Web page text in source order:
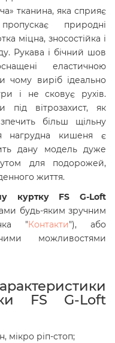
тканина, яка сприяє
природні
міцна, зносостійка і
Рукава і бічний шов
еластичною
чому виріб ідеально
і не сковує рухів.
під вітрозахист, як
більш щільну
нагрудна кишеня є
дану модель дуже
для подорожей,
життя.
куртку FS G-Loft
будь-яким зручним
"Контакти"), або
можливостями
FS G-Loft
мікро ріп-стоп;